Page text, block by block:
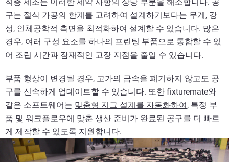
구는 절삭 가공의 한계를 고려하여 설계하기보다는 무게, 강
성, 인체공학적 측면을 최적화하여 설계할 수 있습니다. 많은
경우, 여러 구성 요소를 하나의 프린팅 부품으로 통합할 수 있
어 조립 시간과 잠재적인 고장 지점을 줄일 수 있습니다.
부품 형상이 변경될 경우, 고가의 금속을 폐기하지 않고도 공
구를 신속하게 업데이트할 수 있습니다. 또한 fixturemate와
같은 소프트웨어는 맞춤형 지그 설계를 자동화하여 , 특정 부
품 및 워크플로우에 맞춘 생산 준비가 완료된 공구를 더 빠르
게 제작할 수 있도록 지원합니다.